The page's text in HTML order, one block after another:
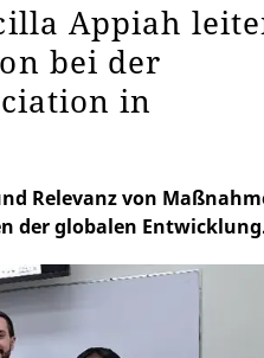
Appiah
bei der
in
Relevanz von
der globalen